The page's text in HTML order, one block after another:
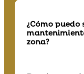
¿Cómo puedo
zona?